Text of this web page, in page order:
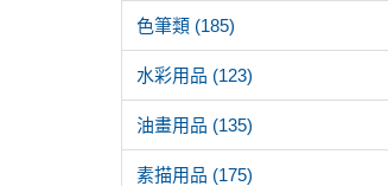
色筆類 (185)
水彩用品 (123)
油畫用品 (135)
素描用品 (175)